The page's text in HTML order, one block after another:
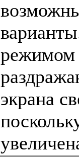
режимом
экрана